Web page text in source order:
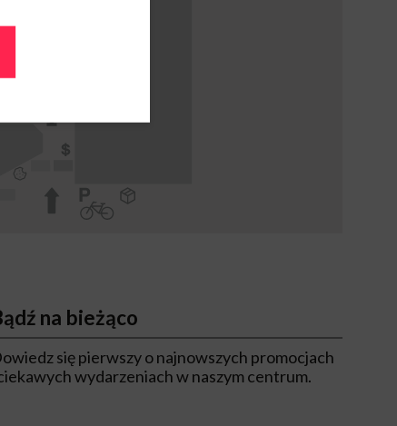
na bieżąco
się pierwszy o najnowszych promocjach
wydarzeniach w naszym centrum.